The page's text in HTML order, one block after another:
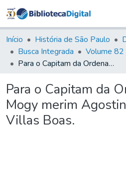
&
Tudo na
Início História de São Paulo
Busca Integrada
Para o Capitam da Ordenança de Mogy merim Agostinho do Prado Villas Boas.
Para o Capitam da
Mogy merim
Villas Boas.